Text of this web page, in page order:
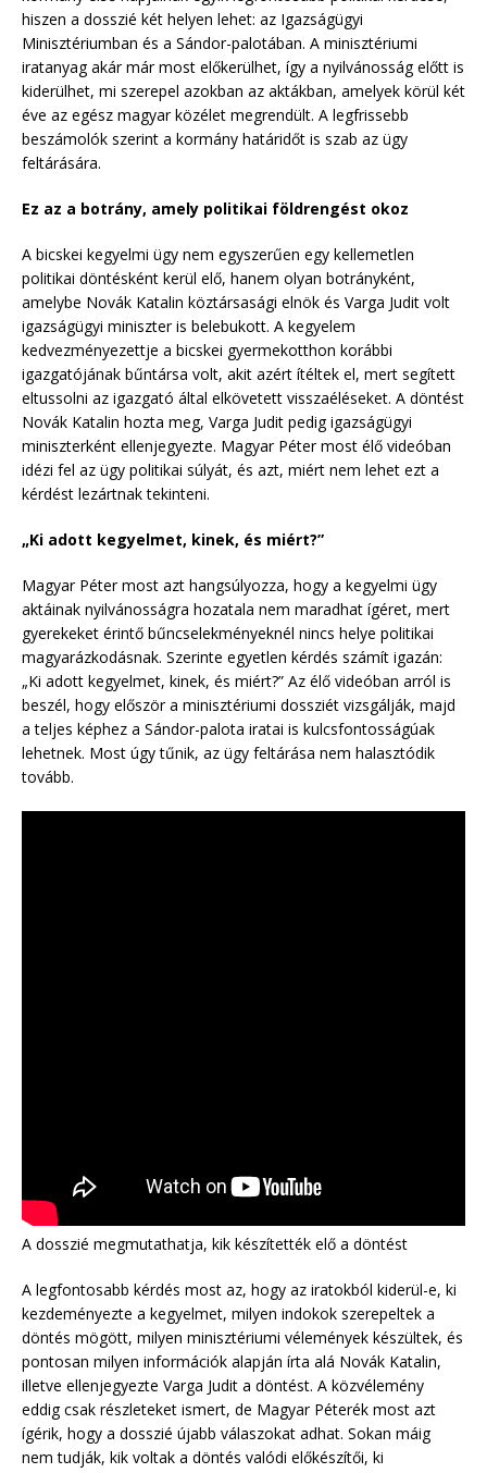
hiszen a dosszié két helyen lehet: az Igazságügyi
Minisztériumban és a Sándor-palotában. A minisztériumi
iratanyag akár már most előkerülhet, így a nyilvánosság előtt is
kiderülhet, mi szerepel azokban az aktákban, amelyek körül két
éve az egész magyar közélet megrendült. A legfrissebb
beszámolók szerint a kormány határidőt is szab az ügy
feltárására.
Ez az a botrány, amely politikai földrengést okoz
A bicskei kegyelmi ügy nem egyszerűen egy kellemetlen
politikai döntésként kerül elő, hanem olyan botrányként,
amelybe Novák Katalin köztársasági elnök és Varga Judit volt
igazságügyi miniszter is belebukott. A kegyelem
kedvezményezettje a bicskei gyermekotthon korábbi
igazgatójának bűntársa volt, akit azért ítéltek el, mert segített
eltussolni az igazgató által elkövetett visszaéléseket. A döntést
Novák Katalin hozta meg, Varga Judit pedig igazságügyi
miniszterként ellenjegyezte. Magyar Péter most élő videóban
idézi fel az ügy politikai súlyát, és azt, miért nem lehet ezt a
kérdést lezártnak tekinteni.
„Ki adott kegyelmet, kinek, és miért?”
Magyar Péter most azt hangsúlyozza, hogy a kegyelmi ügy
aktáinak nyilvánosságra hozatala nem maradhat ígéret, mert
gyerekeket érintő bűncselekményeknél nincs helye politikai
magyarázkodásnak. Szerinte egyetlen kérdés számít igazán:
„Ki adott kegyelmet, kinek, és miért?” Az élő videóban arról is
beszél, hogy először a minisztériumi dossziét vizsgálják, majd
a teljes képhez a Sándor-palota iratai is kulcsfontosságúak
lehetnek. Most úgy tűnik, az ügy feltárása nem halasztódik
tovább.
A dosszié megmutathatja, kik készítették elő a döntést
A legfontosabb kérdés most az, hogy az iratokból kiderül-e, ki
kezdeményezte a kegyelmet, milyen indokok szerepeltek a
döntés mögött, milyen minisztériumi vélemények készültek, és
pontosan milyen információk alapján írta alá Novák Katalin,
illetve ellenjegyezte Varga Judit a döntést. A közvélemény
eddig csak részleteket ismert, de Magyar Péterék most azt
ígérik, hogy a dosszié újabb válaszokat adhat. Sokan máig
nem tudják, kik voltak a döntés valódi előkészítői, ki